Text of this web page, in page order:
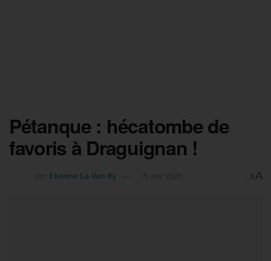
Pétanque : hécatombe de
favoris à Draguignan !
Etienne Le Van Ky AA